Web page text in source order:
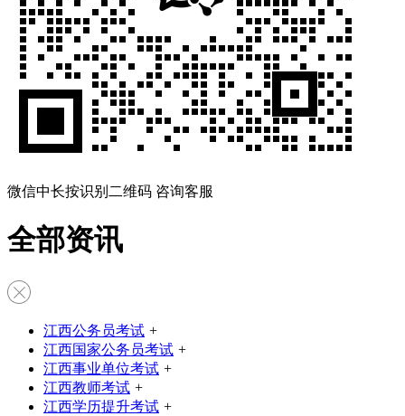
微信中长按识别二维码 咨询客服
全部资讯
江西公务员考试 +
江西国家公务员考试 +
江西事业单位考试 +
江西教师考试 +
江西学历提升考试 +